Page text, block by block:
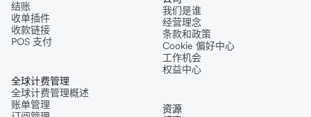
结账
收单插件
收款链接
POS 支付
全球计费管理
全球计费管理概述
账单管理
我们是谁
经营理念
条款和政策
Cookie 偏好中心
工作机会
权益中心
资源